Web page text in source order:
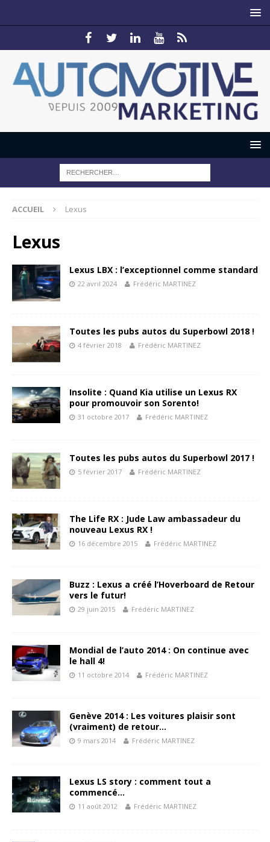
ACCUEIL Lexus
Lexus
Lexus LBX : l’exceptionnel comme standard
22 avril 2024 Frédéric MARTINEZ
Toutes les pubs autos du Superbowl 2018 !
4 février 2018 Frédéric MARTINEZ
Insolite : Quand Kia utilise un Lexus RX
pour promouvoir son Sorento!
31 octobre 2017 Frédéric MARTINEZ
Toutes les pubs autos du Superbowl 2017 !
5 février 2017 Frédéric MARTINEZ
The Life RX : Jude Law ambassadeur du
nouveau Lexus RX !
16 décembre 2015 Frédéric MARTINEZ
Buzz : Lexus a créé l’Hoverboard de Retour
vers le futur!
29 juin 2015 Frédéric MARTINEZ
Mondial de l’auto 2014 : On continue avec
le hall 4!
11 octobre 2014 Frédéric MARTINEZ
Genève 2014 : Les voitures plaisir sont
(vraiment) de retour…
9 mars 2014 Frédéric MARTINEZ
Lexus LS story : comment tout a
commencé…
11 août 2012 Frédéric MARTINEZ